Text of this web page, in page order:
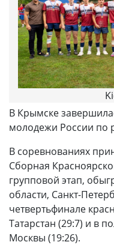
В Крымске
молодежи России по
В соревнованиях
Сборная
групповой этап,
области, Санкт-
четвертьфинале
Татарстан (29:7) и в
Москвы (19:26).